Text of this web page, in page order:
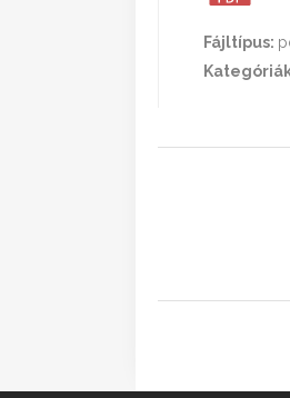
Fájltípus: